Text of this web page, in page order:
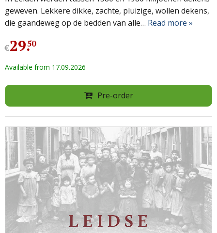
geweven. Lekkere dikke, zachte, pluizige, wollen dekens,
die gaandeweg op de bedden van alle… Read more »
€29.
50
Available from 17.09.2026
Pre-order